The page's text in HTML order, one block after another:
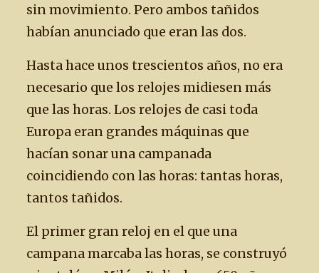
sin movimiento. Pero ambos tañidos
habían anunciado que eran las dos.
Hasta hace unos trescientos años, no era
necesario que los relojes midiesen más
que las horas. Los relojes de casi toda
Europa eran grandes máquinas que
hacían sonar una campanada
coincidiendo con las horas: tantas horas,
tantos tañidos.
El primer gran reloj en el que una
campana marcaba las horas, se construyó